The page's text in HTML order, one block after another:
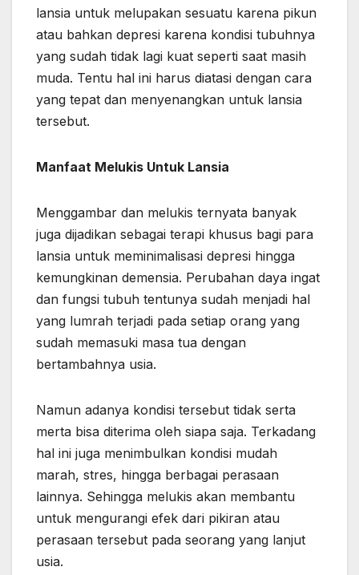
lansia untuk melupakan sesuatu karena pikun
atau bahkan depresi karena kondisi tubuhnya
yang sudah tidak lagi kuat seperti saat masih
muda. Tentu hal ini harus diatasi dengan cara
yang tepat dan menyenangkan untuk lansia
tersebut.
Manfaat Melukis Untuk Lansia
Menggambar dan melukis ternyata banyak
juga dijadikan sebagai terapi khusus bagi para
lansia untuk meminimalisasi depresi hingga
kemungkinan demensia. Perubahan daya ingat
dan fungsi tubuh tentunya sudah menjadi hal
yang lumrah terjadi pada setiap orang yang
sudah memasuki masa tua dengan
bertambahnya usia.
Namun adanya kondisi tersebut tidak serta
merta bisa diterima oleh siapa saja. Terkadang
hal ini juga menimbulkan kondisi mudah
marah, stres, hingga berbagai perasaan
lainnya. Sehingga melukis akan membantu
untuk mengurangi efek dari pikiran atau
perasaan tersebut pada seorang yang lanjut
usia.